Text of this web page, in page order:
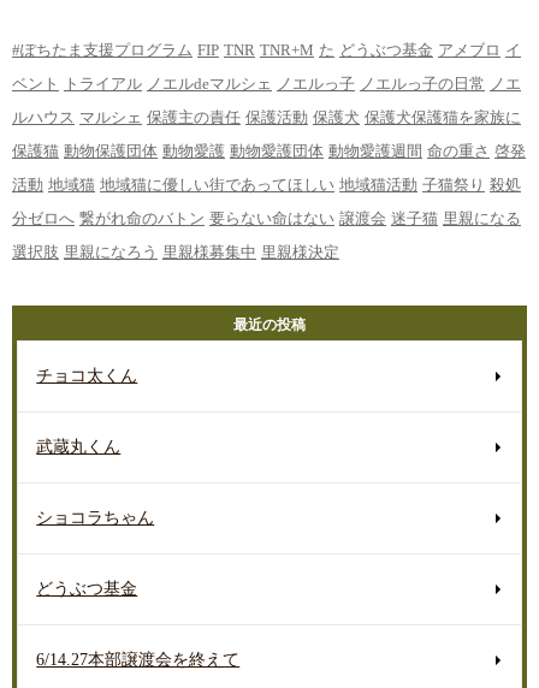
#ぽちたま支援プログラム FIP TNR TNR+M た どうぶつ基金 アメブロ イ
ベント
トライアル ノエルdeマルシェ ノエルっ子 ノエルっ子の日常 ノエ
ルハウス マルシェ 保護主の責任 保護活動 保護犬 保護犬保護猫を家族に
保護猫 動物保護団体 動物愛護 動物愛護団体 動物愛護週間 命の重さ 啓発
活動 地域猫 地域猫に優しい街であってほしい 地域猫活動 子猫祭り 殺処
分ゼロへ 繋がれ命のバトン 要らない命はない 譲渡会 迷子猫 里親になる
選択肢 里親になろう 里親様募集中 里親様決定
最近の投稿
チョコ太くん
武蔵丸くん
ショコラちゃん
どうぶつ基金
6/14.27本部譲渡会を終えて